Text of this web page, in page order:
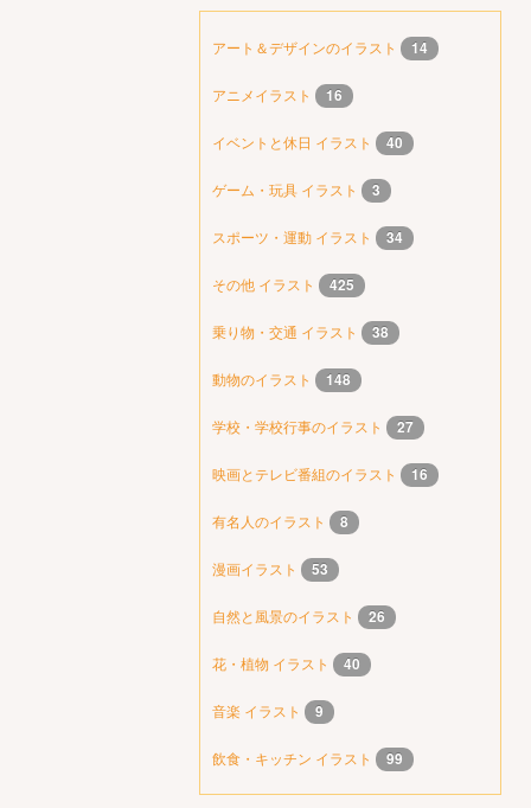
アート＆デザインのイラスト 14
アニメイラスト 16
イベントと休日 イラスト 40
ゲーム・玩具 イラスト 3
スポーツ・運動 イラスト 34
その他 イラスト 425
乗り物・交通 イラスト 38
動物のイラスト 148
学校・学校行事のイラスト 27
映画とテレビ番組のイラスト 16
有名人のイラスト 8
漫画イラスト 53
自然と風景のイラスト 26
花・植物 イラスト 40
音楽 イラスト 9
飲食・キッチン イラスト 99